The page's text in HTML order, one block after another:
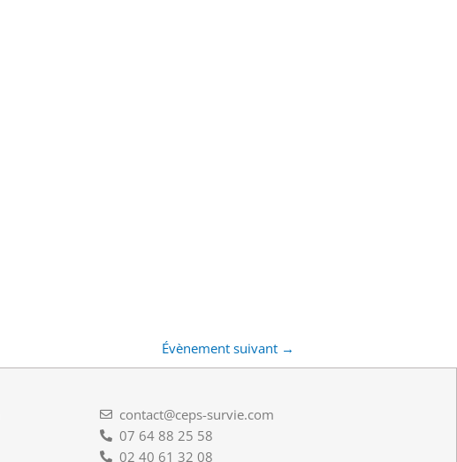
Évènement suivant →
contact@ceps-survie.com
07 64 88 25 58
02 40 61 32 08